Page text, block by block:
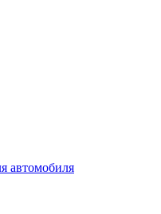
автомобиля